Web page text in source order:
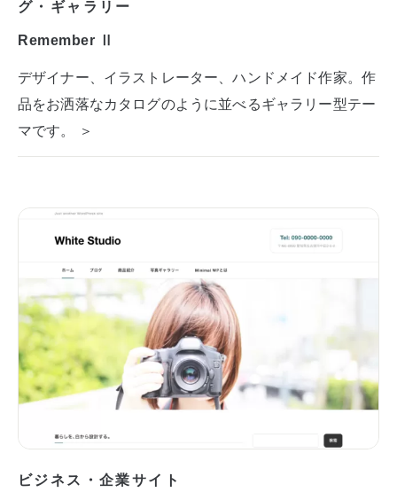
グ・ギャラリー
Remember Ⅱ
デザイナー、イラストレーター、ハンドメイド作家。作
品をお洒落なカタログのように並べるギャラリー型テー
マです。 ＞
ビジネス・企業サイト